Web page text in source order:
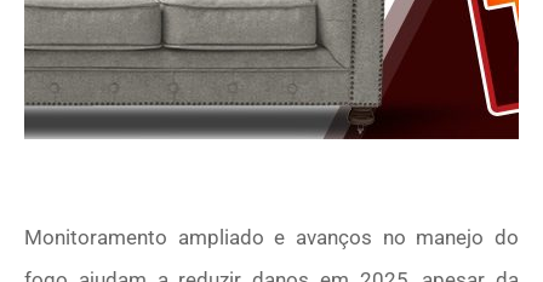
Monitoramento ampliado e avanços no manejo do